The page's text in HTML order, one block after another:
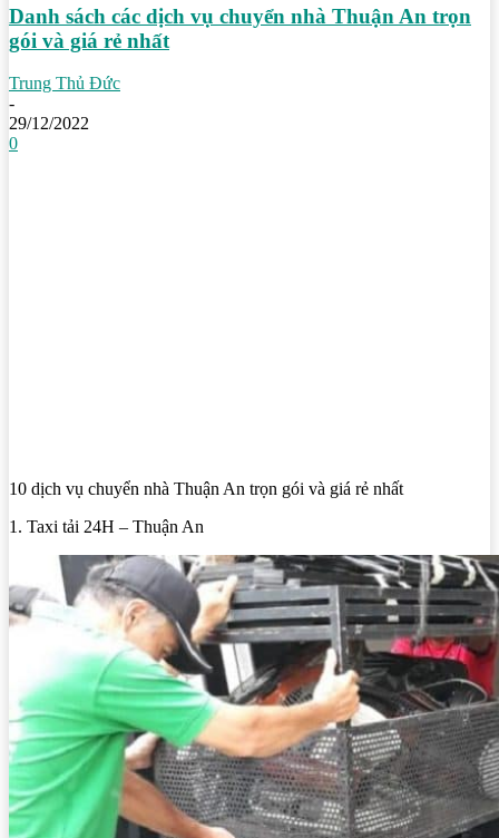
Danh sách các dịch vụ chuyển nhà Thuận An trọn
gói và giá rẻ nhất
Trung Thủ Đức
-
29/12/2022
0
10 dịch vụ chuyển nhà Thuận An trọn gói và giá rẻ nhất
1. Taxi tải 24H – Thuận An